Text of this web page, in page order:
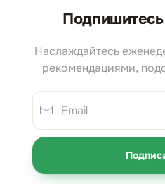
Наслаждайтесь
рекомендациями,